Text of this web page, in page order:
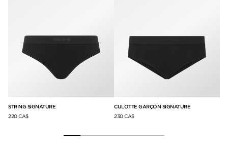
STRING SIGNATURE
220 CA$
CULOTTE GARÇON SIGNATURE
230 CA$